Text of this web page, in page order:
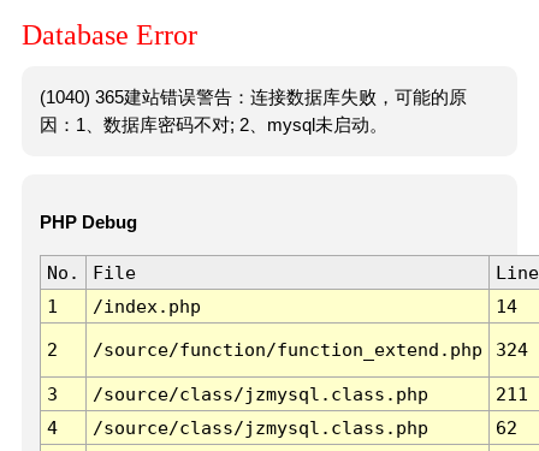
Database Error
(1040) 365建站错误警告：连接数据库失败，可能的原
因：1、数据库密码不对; 2、mysql未启动。
PHP Debug
No. File
Line
1
/index.php 14
2 /source/function/function_extend.php 324
3 /source/class/jzmysql.class.php
211
4
/source/class/jzmysql.class.php
62